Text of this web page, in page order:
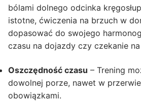
bólami dolnego odcinka
istotne, ćwiczenia na brzuch w
dopasować do swojego
czasu na dojazdy czy czekanie
Oszczędność czasu – Trening
dowolnej porze, nawet w
obowiązkami.